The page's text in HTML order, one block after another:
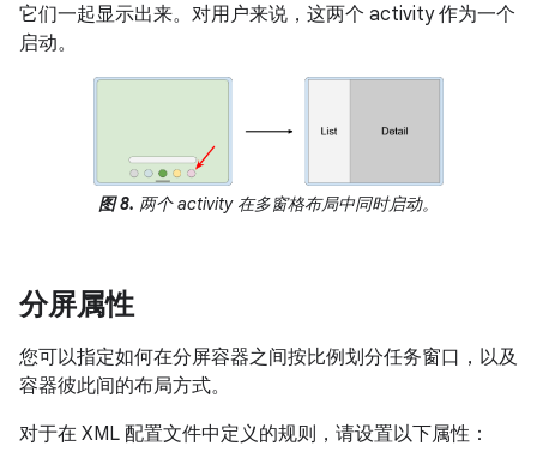
它们一起显示出来。对用户来说，这两个 activity 作为一个
启动。
图 8. 两个 activity 在多窗格布局中同时启动。
分屏属性
您可以指定如何在分屏容器之间按比例划分任务窗口，以及
容器彼此间的布局方式。
对于在 XML 配置文件中定义的规则，请设置以下属性：